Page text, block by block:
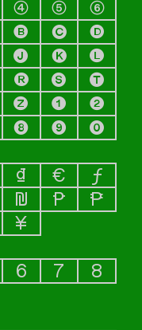
④ ⑤
⑥
🅑 🅒
🅓
🅙 🅚
🅛
🅡 🅢
🅣
🅩 ➊
➋
➑ ➒ ⓿
₫ €
ƒ
₪ ₧
₱
¥
6 7
8